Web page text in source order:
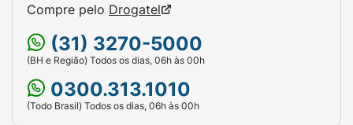
Compre pelo Drogatel
(31) 3270-5000
(BH e Região) Todos os dias, 06h às 00h
0300.313.1010
(Todo Brasil) Todos os dias, 06h às 00h